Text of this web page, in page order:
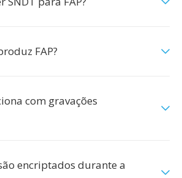
FAP?
com gravações
encriptados durante a